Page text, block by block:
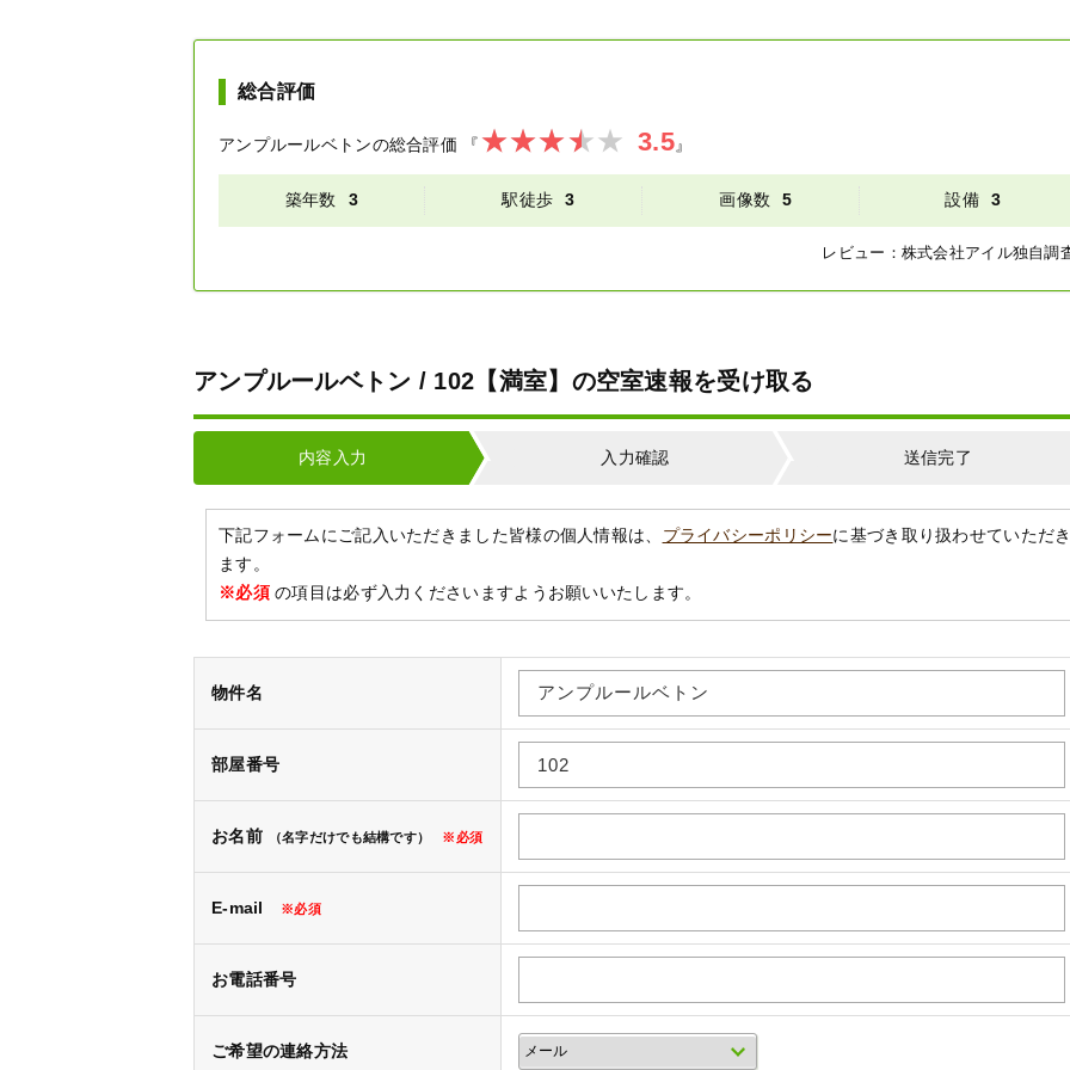
総合評価
アンプルールベトンの総合評価 『 3.5』
築年数 3 駅徒歩 3 画像数 5 設備 3
レビュー： 株式会社アイル独自調
アンプルールベトン / 102【満室】の空室速報を受け取る
内容入力 入力確認 送信完了
下記フォームにご記入いただきました皆様の個人情報は、 プライバシーポリシーに基づき取り扱わせていただ
ます。
※必須の項目は必ず入力くださいますようお願いいたします。
物件名
部屋番号
お名前 （名字だけでも結構です） ※必須
E-mail ※必須
お電話番号
ご希望の連絡方法